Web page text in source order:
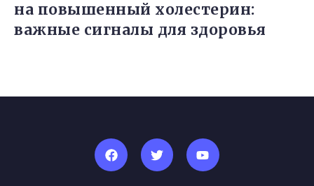
на повышенный холестерин:
важные сигналы для здоровья